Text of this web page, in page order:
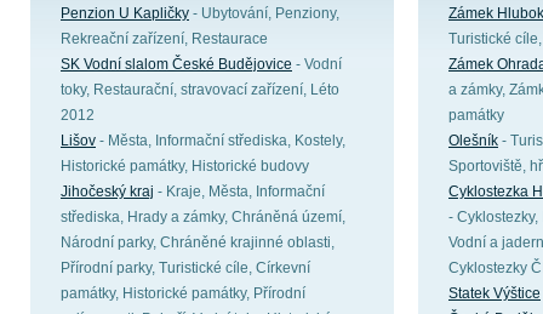
Penzion U Kapličky - Ubytování, Penziony,
Rekreační zařízení, Restaurace
SK Vodní slalom České Budějovice - Vodní
toky, Restaurační, stravovací zařízení, Léto
2012
Lišov - Města, Informační střediska, Kostely,
Historické památky, Historické budovy
Jihočeský kraj - Kraje, Města, Informační
střediska, Hrady a zámky, Chráněná území,
Národní parky, Chráněné krajinné oblasti,
Přírodní parky, Turistické cíle, Církevní
památky, Historické památky, Přírodní
Zámek
Turistické
Zámek
a zámky,
památky
Olešník -
Sportoviště,
Cyklostezka
-
Vodní a
Cyklostezky
Statek Výštice